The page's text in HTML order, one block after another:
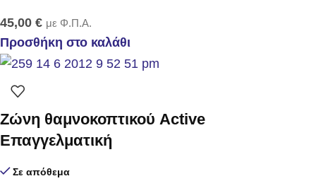
45,00 € με Φ.Π.Α.
Προσθήκη στο καλάθι
Zώνη θαμνοκοπτικού Active
Επαγγελματική
Σε απόθεμα